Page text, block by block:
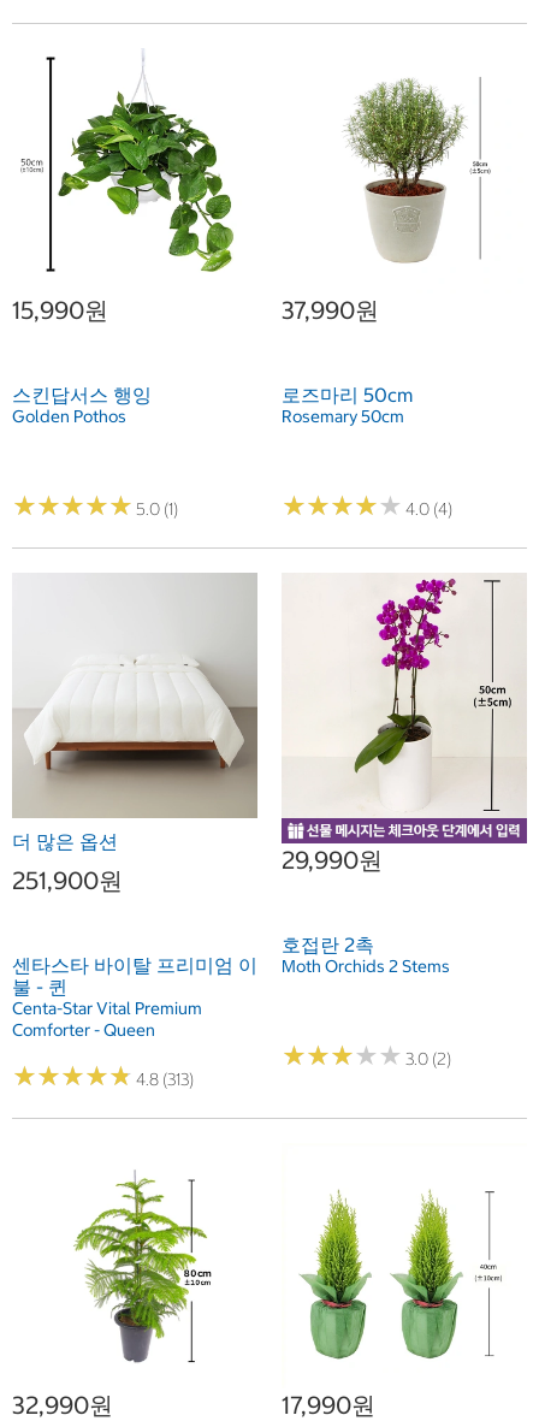
15,990원
스킨답서스 행잉
Golden Pothos
★★★★★
★★★★★ 5.0 (1)
37,990원
로즈마리 50cm
Rosemary 50cm
★★★★★
★★★★★ 4.0 (4)
더 많은 옵션
251,900원
센타스타 바이탈 프리미엄 이
불 - 퀸
Centa-Star Vital Premium
Comforter - Queen
★★★★★
★★★★★ 4.8 (313)
29,990원
호접란 2촉
Moth Orchids 2 Stems
★★★★★
★★★★★ 3.0 (2)
32,990원 17,990원